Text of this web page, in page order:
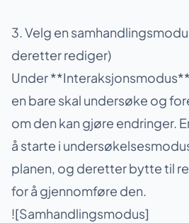
3. Velg en
deretter rediger)
Under
en bare skal undersøke og
om den kan gjøre endringer.
å starte i
planen, og deretter bytte til
for å gjennomføre den.
![Samhandlingsmodus]